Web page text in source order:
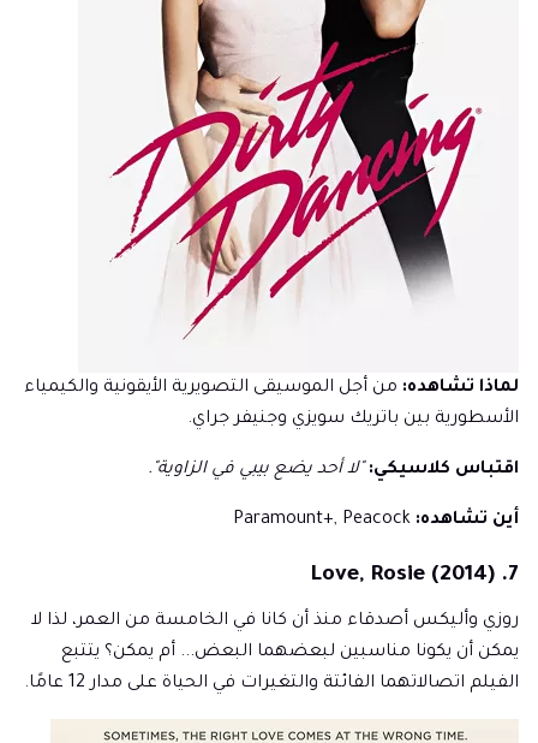
لماذا تشاهده: من أجل الموسيقى التصويرية الأيقونية والكيمياء
الأسطورية بين باتريك سويزي وجنيفر جراي.
اقتباس كلاسيكي: "لا أحد يضع بيبي في الزاوية".
أين تشاهده:
7. Love, Rosie (2014)
روزي وأليكس أصدقاء منذ أن كانا في الخامسة من العمر، لذا لا
يمكن أن يكونا مناسبين لبعضهما البعض... أم يمكن؟ يتتبع
الفيلم اتصالاتهما الفائتة والتغيرات في الحياة على مدار 12 عامًا.